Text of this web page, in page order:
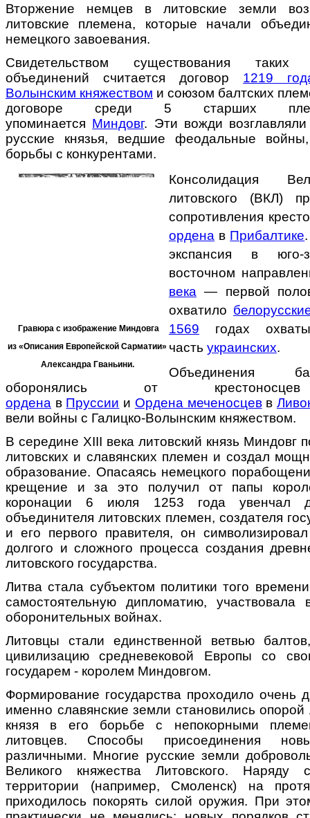
Вторжение немцев в литовские земли
литовские племена, которые начали
немецкого завоевания.
Свидетельством существования таких
объединений считается договор 1219
Волынским княжеством и союзом балтских
договоре среди 5 старших
упоминается Миндовг. Эти вожди
русские князья, ведшие феодальные
борьбы с конкурентами.
Гравюра с изображение Миндовга
из «Описания Европейской Сарматии»
Александра Гваньини.
Консолидация
литовского (ВКЛ)
сопротивления
ордена в Прибалтике
экспансия в
восточном
века — первой
охватило
1569 годах
часть украинских.
Объединения
оборонялись от
ордена в Пруссии и Ордена меченосцевв
вели войны с Галицко-Волынским княжеством.
В середине ХIII века литовский князь Миндовг
литовских и славянских племен и создал
образование. Опасаясь немецкого
крещение и за это получил от папы
коронации 6 июля 1253 года увенчал
объединителя литовских племен, создателя
и его первого правителя, он
долгого и сложного процесса создания
литовского государства.
Литва стала субъектом политики того
самостоятельную дипломатию, участвовала
оборонительных войнах.
Литовцы стали единственной ветвью
цивилизацию средневековой Европы со
государем - королем Миндовгом.
Формирование государства проходило очень
именно славянские земли становились опорой
князя в его борьбе с непокорными
литовцев. Способы присоединения
различными. Многие русские земли
Великого княжества Литовского.
территории (например, Смоленск) на
приходилось покорять силой оружия. При